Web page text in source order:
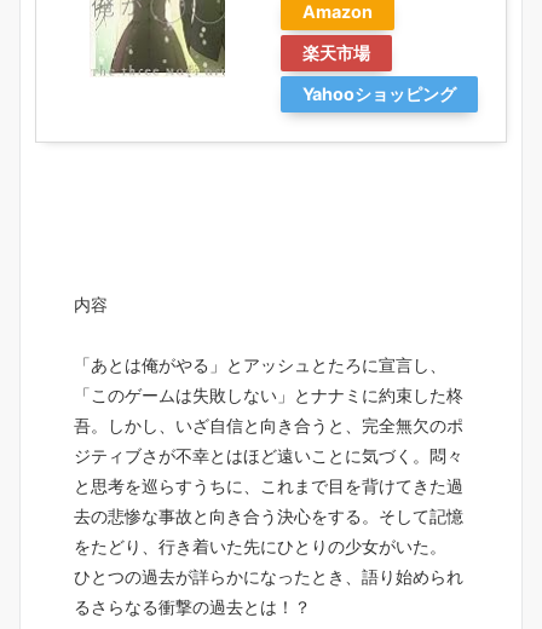
Amazon
楽天市場
Yahooショッピング
内容
「あとは俺がやる」とアッシュとたろに宣言し、
「このゲームは失敗しない」とナナミに約束した柊
吾。しかし、いざ自信と向き合うと、完全無欠のポ
ジティブさが不幸とはほど遠いことに気づく。悶々
と思考を巡らすうちに、これまで目を背けてきた過
去の悲惨な事故と向き合う決心をする。そして記憶
をたどり、行き着いた先にひとりの少女がいた。
ひとつの過去が詳らかになったとき、語り始められ
るさらなる衝撃の過去とは！？